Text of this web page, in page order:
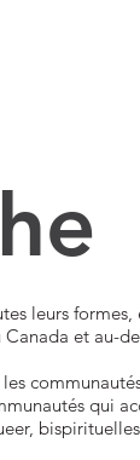
leurs
et au-
qui